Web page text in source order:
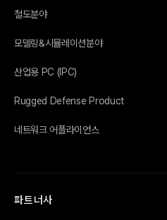
철도분야
모델링&시뮬레이션분야
산업용 PC (IPC)
Rugged Defense Product
네트워크 어플라이언스
파트너사